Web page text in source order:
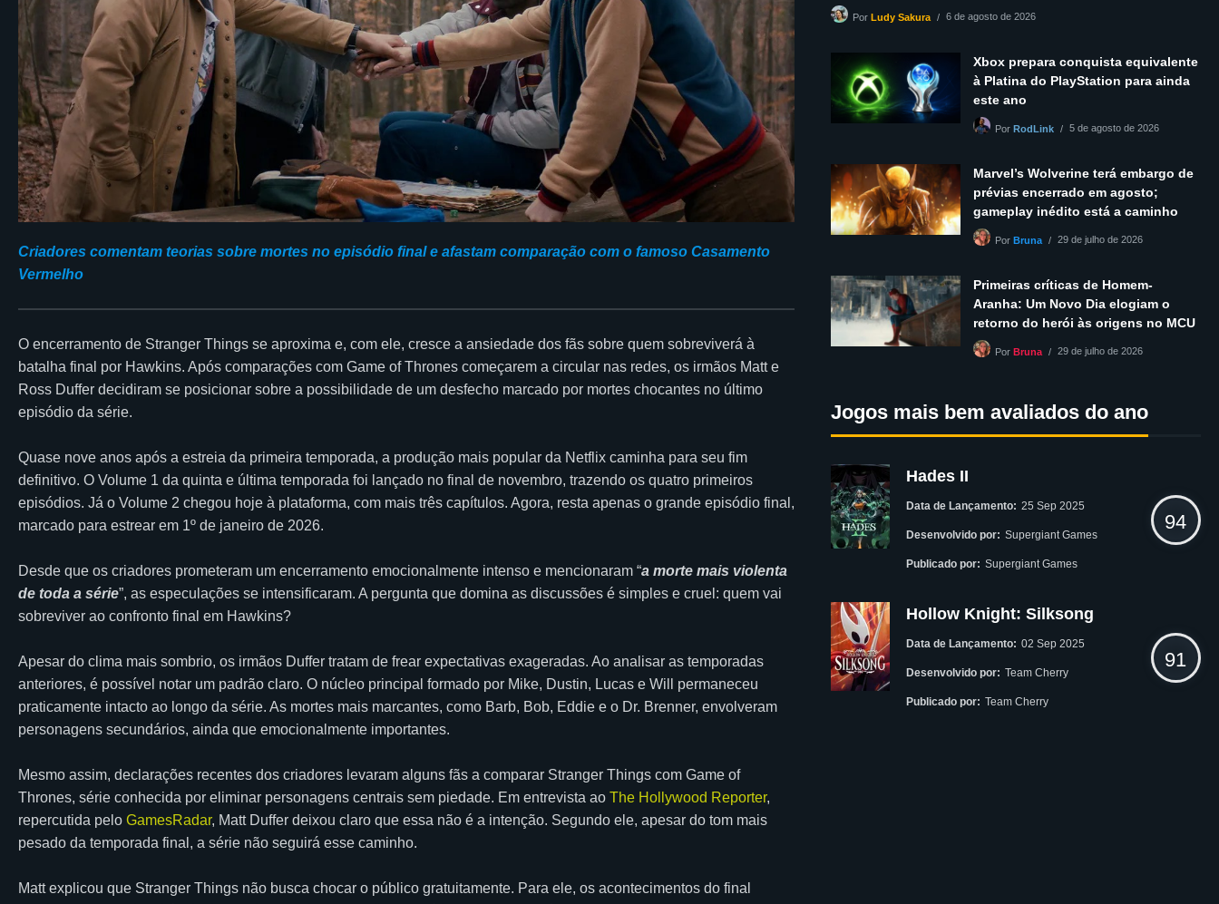
Criadores comentam teorias sobre mortes no episódio final e afastam comparação com o famoso Casamento
Vermelho
O encerramento de Stranger Things se aproxima e, com ele, cresce a ansiedade dos fãs sobre quem sobreviverá à
batalha final por Hawkins. Após comparações com Game of Thrones começarem a circular nas redes, os irmãos Matt e
Ross Duffer decidiram se posicionar sobre a possibilidade de um desfecho marcado por mortes chocantes no último
episódio da série.
Quase nove anos após a estreia da primeira temporada, a produção mais popular da Netflix caminha para seu fim
definitivo. O Volume 1 da quinta e última temporada foi lançado no final de novembro, trazendo os quatro primeiros
episódios. Já o Volume 2 chegou hoje à plataforma, com mais três capítulos. Agora, resta apenas o grande episódio final,
marcado para estrear em 1º de janeiro de 2026.
Desde que os criadores prometeram um encerramento emocionalmente intenso e mencionaram “a morte mais violenta
de toda a série”, as especulações se intensificaram. A pergunta que domina as discussões é simples e cruel: quem vai
sobreviver ao confronto final em Hawkins?
Apesar do clima mais sombrio, os irmãos Duffer tratam de frear expectativas exageradas. Ao analisar as temporadas
anteriores, é possível notar um padrão claro. O núcleo principal formado por Mike, Dustin, Lucas e Will permaneceu
praticamente intacto ao longo da série. As mortes mais marcantes, como Barb, Bob, Eddie e o Dr. Brenner, envolveram
personagens secundários, ainda que emocionalmente importantes.
Mesmo assim, declarações recentes dos criadores levaram alguns fãs a comparar Stranger Things com Game of
Thrones, série conhecida por eliminar personagens centrais sem piedade. Em entrevista ao The Hollywood Reporter,
repercutida pelo GamesRadar, Matt Duffer deixou claro que essa não é a intenção. Segundo ele, apesar do tom mais
pesado da temporada final, a série não seguirá esse caminho.
Matt explicou que Stranger Things não busca chocar o público gratuitamente. Para ele, os acontecimentos do final
PorLudy Sakura 6 de agosto de 2026
Xbox prepara conquista equivalente
à Platina do PlayStation para ainda
este ano
PorRodLink 5 de agosto de 2026
Marvel’s Wolverine terá embargo de
prévias encerrado em agosto;
gameplay inédito está a caminho
PorBruna 29 de julho de 2026
Primeiras críticas de Homem-
Aranha: Um Novo Dia elogiam o
retorno do herói às origens no MCU
PorBruna 29 de julho de 2026
Jogos mais bem avaliados do ano
Hades II
Data de Lançamento: 25 Sep 2025
Desenvolvido por: Supergiant Games
Publicado por: Supergiant Games
94
Hollow Knight: Silksong
Data de Lançamento: 02 Sep 2025
Desenvolvido por: Team Cherry
Publicado por: Team Cherry
91